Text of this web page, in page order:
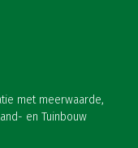
met meerwaarde,
en Tuinbouw